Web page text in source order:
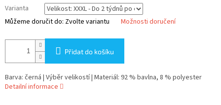
Varianta
Můžeme doručit do: Zvolte variantu Možnosti doručení
Přidat do košíku
Barva: černá | Výběr velikostí | Materiál: 92 % bavlna, 8 % polyester
Detailní informace